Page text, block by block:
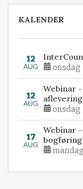
KALENDER
12
AUG onsdag
12
AUG
Webinar
onsdag
17
AUG
Webinar
bogføring
mandag